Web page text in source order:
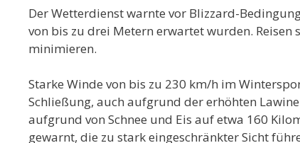
Der Wetterdienst warnte vor Blizzard-
von bis zu drei Metern erwartet wurden.
minimieren.
Starke Winde von bis zu 230 km/h im
Schließung, auch aufgrund der erhöhten
aufgrund von Schnee und Eis auf etwa 160
gewarnt, die zu stark eingeschränkter Sicht